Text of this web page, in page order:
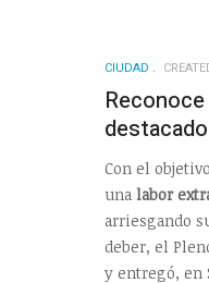
CIUDAD
Con el
una labor
arriesgando
deber, el
y entregó, en